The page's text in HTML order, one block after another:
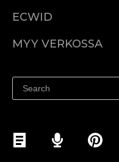
ECWID
Hinnoittelu
MYY VERKOSSA
Myy Facebookissa
Myy Instagramissa